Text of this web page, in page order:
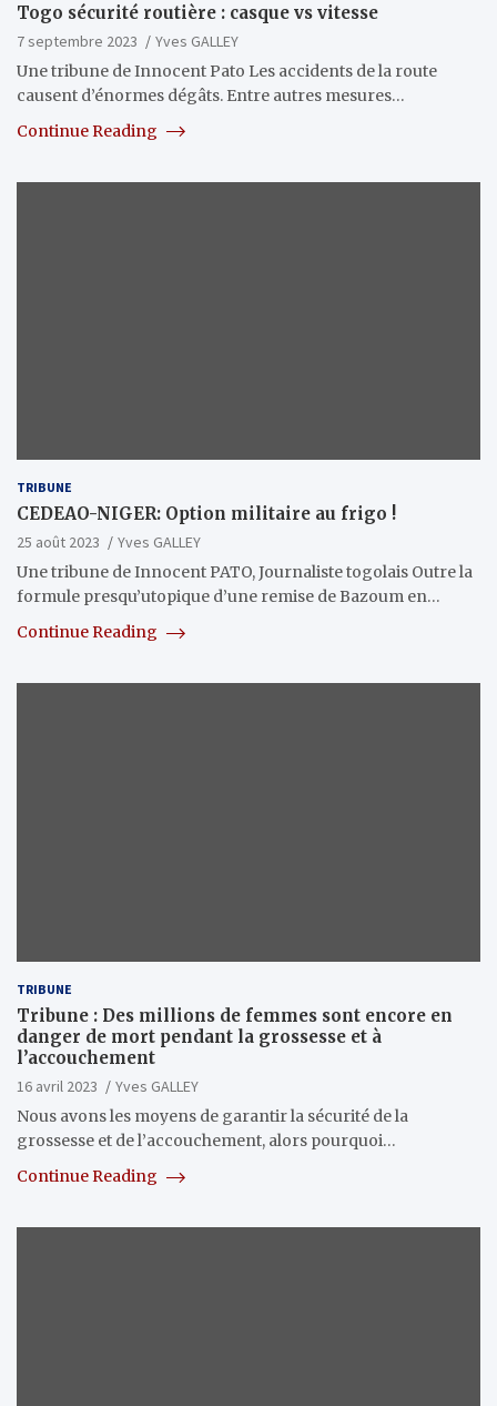
Togo sécurité routière : casque vs vitesse
7 septembre 2023
Yves GALLEY
Une tribune de Innocent Pato Les accidents de la route
causent d’énormes dégâts. Entre autres mesures…
Continue Reading
TRIBUNE
CEDEAO-NIGER: Option militaire au frigo !
25 août 2023
Yves GALLEY
Une tribune de Innocent PATO, Journaliste togolais Outre la
formule presqu’utopique d’une remise de Bazoum en…
Continue Reading
TRIBUNE
Tribune : Des millions de femmes sont encore en
danger de mort pendant la grossesse et à
l’accouchement
16 avril 2023
Yves GALLEY
Nous avons les moyens de garantir la sécurité de la
grossesse et de l’accouchement, alors pourquoi…
Continue Reading